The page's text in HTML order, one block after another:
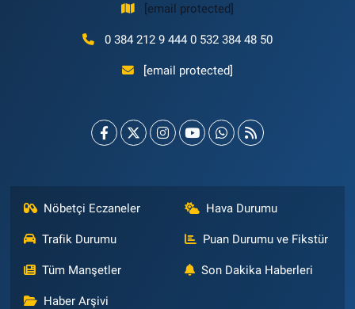
[email protected]
0 384 212 9 444 0 532 384 48 50
[email protected]
Nöbetçi Eczaneler Hava Durumu
Trafik Durumu Puan Durumu ve Fikstür
Tüm Manşetler Son Dakika Haberleri
Haber Arşivi